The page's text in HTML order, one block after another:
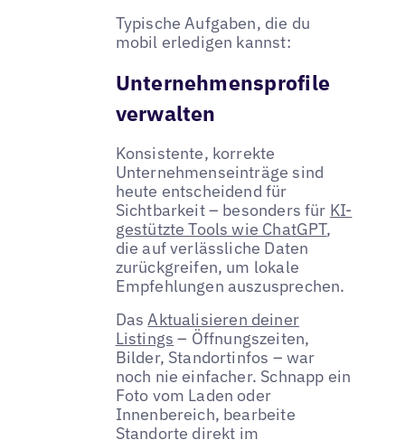
Typische Aufgaben, die du
mobil erledigen kannst:
Unternehmensprofile
verwalten
Konsistente, korrekte
Unternehmenseinträge sind
heute entscheidend für
Sichtbarkeit – besonders für KI-
gestützte Tools wie ChatGPT,
die auf verlässliche Daten
zurückgreifen, um lokale
Empfehlungen auszusprechen.
DasAktualisieren deiner
Listings – Öffnungszeiten,
Bilder, Standortinfos – war
noch nie einfacher. Schnapp ein
Foto vom Laden oder
Innenbereich, bearbeite
Standorte direkt im